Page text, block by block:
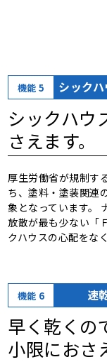
機能 5 シック
シックハウ
さえます。
厚生労働省が規制す
ち、塗料・塗装関連
象となっています。
放散が最も少ない
クハウスの心配をな
機能 6 速
早く乾くの
小限におさ